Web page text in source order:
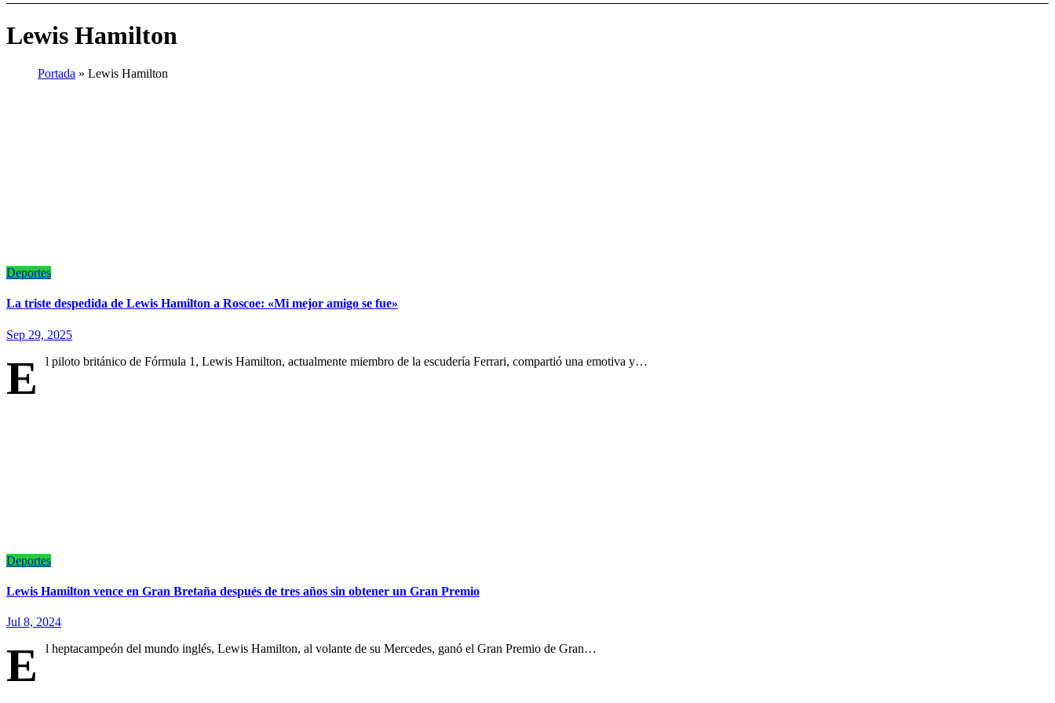
Lewis Hamilton
Portada » Lewis Hamilton
Deportes
La triste despedida de Lewis Hamilton a Roscoe: «Mi mejor amigo se fue»
Sep 29, 2025
E l piloto británico de Fórmula 1, Lewis Hamilton, actualmente miembro de la escudería Ferrari, compartió una emotiva y…
Deportes
Lewis Hamilton vence en Gran Bretaña después de tres años sin obtener un Gran Premio
Jul 8, 2024
E l heptacampeón del mundo inglés, Lewis Hamilton, al volante de su Mercedes, ganó el Gran Premio de Gran…